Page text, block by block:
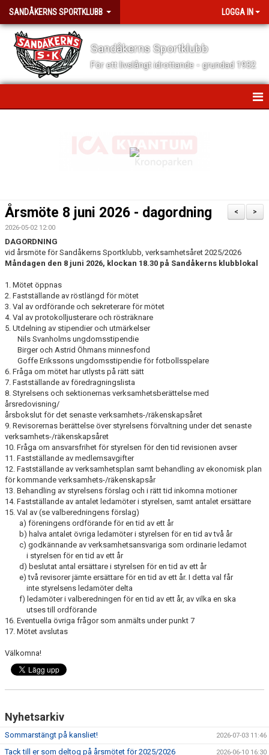
SANDÅKERNS SPORTKLUBB LOGGA IN
Sandåkerns Sportklubb
För ett livslångt idrottande - grundad 1932
FÖR VÅRA MEDLEMMAR
FÖR VÅRA LEDARE
SCHEMA ALLA LAG
KONTAKT
>
<
Årsmöte 8 juni 2026 - dagordning
2026-05-02 12:00
DAGORDNING
vid årsmöte för Sandåkerns Sportklubb, verksamhetsåret 2025/2026
Måndagen den 8 juni 2026, klockan 18.30 på Sandåkerns klubblokal
1. Mötet öppnas
2. Fastställande av röstlängd för mötet
3. Val av ordförande och sekreterare för mötet
4. Val av protokolljusterare och rösträknare
5. Utdelning av stipendier och utmärkelser
Nils Svanholms ungdomsstipendie
Birger och Astrid Öhmans minnesfond
Goffe Erikssons ungdomsstipendie för fotbollsspelare
6. Fråga om mötet har utlysts på rätt sätt
7. Fastställande av föredragningslista
8. Styrelsens och sektionernas verksamhetsberättelse med
årsredovisning/
årsbokslut för det senaste verksamhets-/räkenskapsåret
9. Revisorernas berättelse över styrelsens förvaltning under det senaste
verksamhets-/räkenskapsåret
10. Fråga om ansvarsfrihet för styrelsen för den tid revisionen avser
11. Fastställande av medlemsavgifter
12. Fastställande av verksamhetsplan samt behandling av ekonomisk plan
för kommande verksamhets-/räkenskapsår
13. Behandling av styrelsens förslag och i rätt tid inkomna motioner
14. Fastställande av antalet ledamöter i styrelsen, samt antalet ersättare
15. Val av (se valberedningens förslag)
a) föreningens ordförande för en tid av ett år
b) halva antalet övriga ledamöter i styrelsen för en tid av två år
c) godkännande av verksamhetsansvariga som ordinarie ledamot
i styrelsen för en tid av ett år
d) beslutat antal ersättare i styrelsen för en tid av ett år
e) två revisorer jämte ersättare för en tid av ett år. I detta val får
inte styrelsens ledamöter delta
f) ledamöter i valberedningen för en tid av ett år, av vilka en ska
utses till ordförande
16. Eventuella övriga frågor som anmälts under punkt 7
17. Mötet avslutas
Välkomna!
Nyhetsarkiv
Sommarstängt på kansliet! 2026-07-03 11:46
Tack till er som deltog på årsmötet för 2025/2026 2026-06-10 16:30